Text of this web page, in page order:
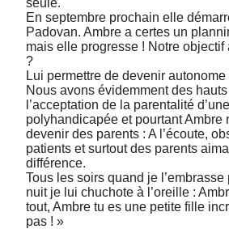
seule.
En septembre prochain elle
Padovan. Ambre a certes un
mais elle progresse ! Notre objectif
?
Lui permettre de devenir autonome
Nous avons évidemment des
l’acceptation de la parentalité
polyhandicapée et pourtant Ambre
devenir des parents : A l’écoute,
patients et surtout des parents
différence.
Tous les soirs quand je
nuit je lui chuchote à l’oreille :
tout, Ambre tu es une petite fille
pas ! »